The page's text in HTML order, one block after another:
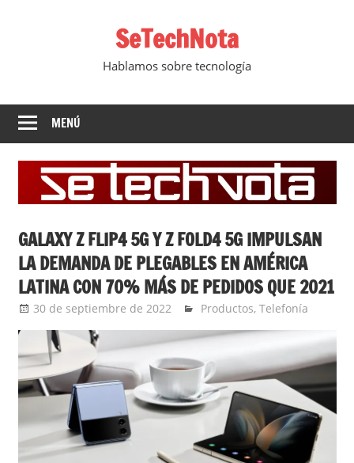
SeTechNota
Hablamos sobre tecnología
MENÚ
GALAXY Z FLIP4 5G Y Z FOLD4 5G IMPULSAN
LA DEMANDA DE PLEGABLES EN AMÉRICA
LATINA CON 70% MÁS DE PEDIDOS QUE 2021
30 de septiembre de 2022 Ernesto Herrera
Productos, Telefonía